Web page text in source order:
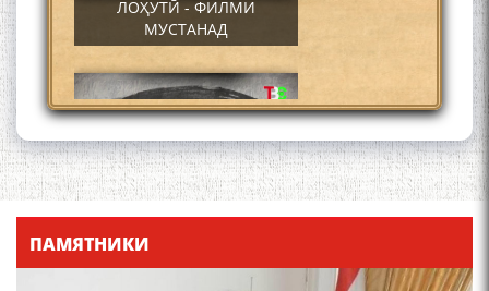
ЛОҲУТӢ - ФИЛМИ
МУСТАНАД
Қадамҷо - Лоҳутӣ
ПАМЯТНИКИ